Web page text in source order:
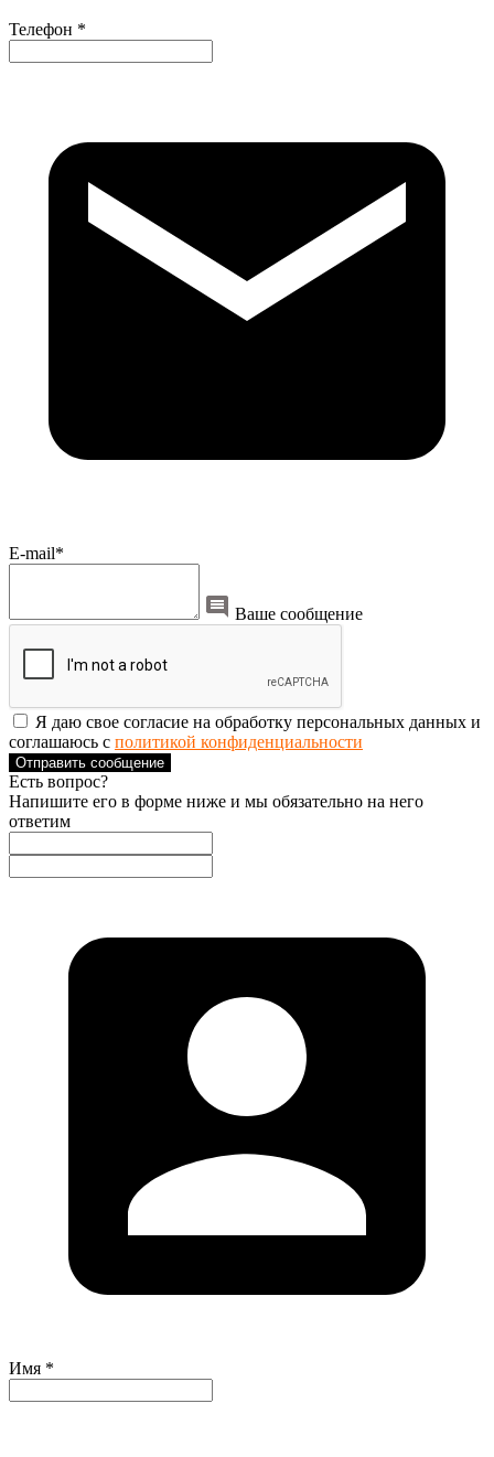
Телефон *
E-mail*
Ваше сообщение
Я даю свое согласие на обработку персональных данных и
соглашаюсь с политикой конфиденциальности
Отправить сообщение
Есть вопрос?
Напишите его в форме ниже и мы обязательно на него
ответим
Имя *